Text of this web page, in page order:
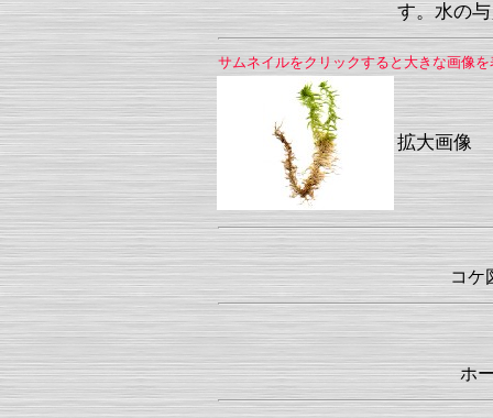
す。水の
サムネイルをクリックすると大きな画像
拡大画像
コケ
ホ